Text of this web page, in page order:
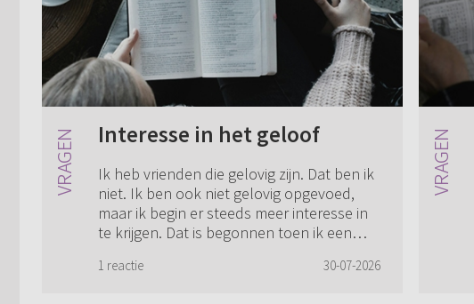
Interesse in het geloof
Ik heb vrienden die gelovig zijn. Dat ben ik
niet. Ik ben ook niet gelovig opgevoed,
maar ik begin er steeds meer interesse in
te krijgen. Dat is begonnen toen ik een
1 reactie 30-07-2026